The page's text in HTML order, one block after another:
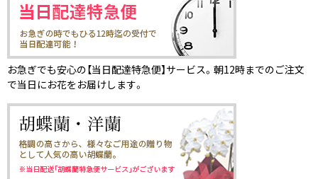
お急ぎでも安心の【当日配達特急便】サービス。朝12時までのご注文
で当日にお花をお届けします。